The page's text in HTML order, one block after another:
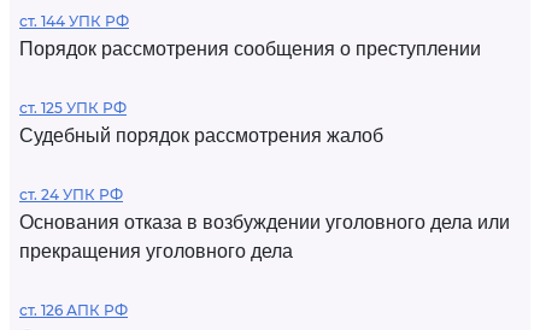
ст. 144 УПК РФ
Порядок рассмотрения сообщения о преступлении
ст. 125 УПК РФ
Судебный порядок рассмотрения жалоб
ст. 24 УПК РФ
Основания отказа в возбуждении уголовного дела или
прекращения уголовного дела
ст. 126 АПК РФ